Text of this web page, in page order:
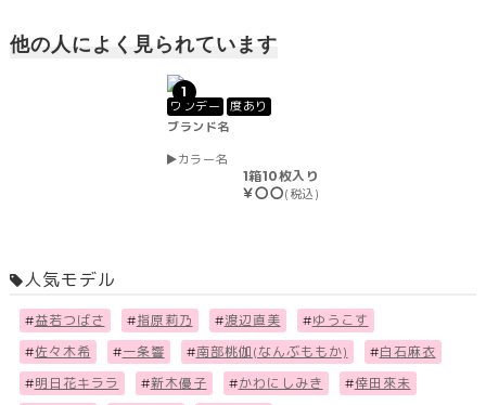
他の人によく見られています
1
ワンデー
度あり
ブランド名
カラー名
1箱10枚入り
￥〇〇(税込)
人気モデル
#益若つばさ #指原莉乃 #渡辺直美 #ゆうこす
#佐々木希 #一条響 #南部桃伽(なんぶももか) #白石麻衣
#明日花キララ #新木優子 #かわにしみき #倖田來未